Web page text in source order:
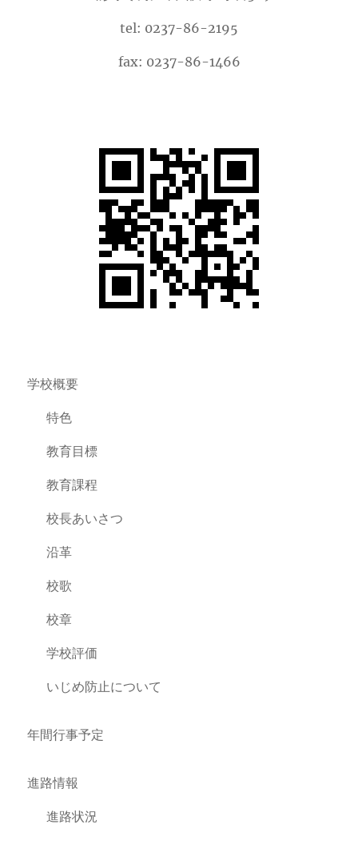
tel: 0237-86-2195
fax: 0237-86-1466
学校概要
特色
教育目標
教育課程
校長あいさつ
沿革
校歌
校章
学校評価
いじめ防止について
年間行事予定
進路情報
進路状況